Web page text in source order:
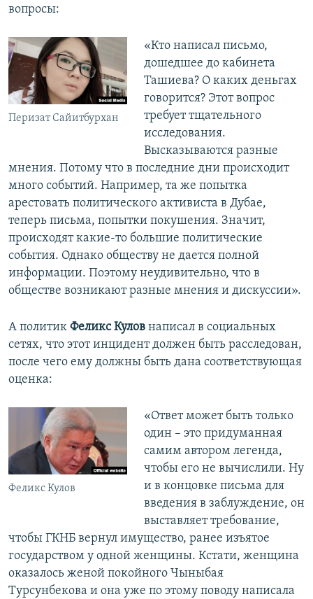
вопросы:
Перизат Сайитбурхан
«Кто написал письмо,
дошедшее до кабинета
Ташиева? О каких деньгах
говорится? Этот вопрос
требует тщательного
исследования.
Высказываются разные
мнения. Потому что в последние дни происходит
много событий. Например, та же попытка
арестовать политического активиста в Дубае,
теперь письма, попытки покушения. Значит,
происходят какие-то большие политические
события. Однако обществу не дается полной
информации. Поэтому неудивительно, что в
обществе возникают разные мнения и дискуссии».
А политик Феликс Кулов написал в социальных
сетях, что этот инцидент должен быть расследован,
после чего ему должны быть дана соответствующая
оценка:
Феликс Кулов
«Ответ может быть только
один – это придуманная
самим автором легенда,
чтобы его не вычислили. Ну
и в концовке письма для
введения в заблуждение, он
выставляет требование,
чтобы ГКНБ вернул имущество, ранее изъятое
государством у одной женщины. Кстати, женщина
оказалось женой покойного Чыныбая
Турсунбекова и она уже по этому поводу написала